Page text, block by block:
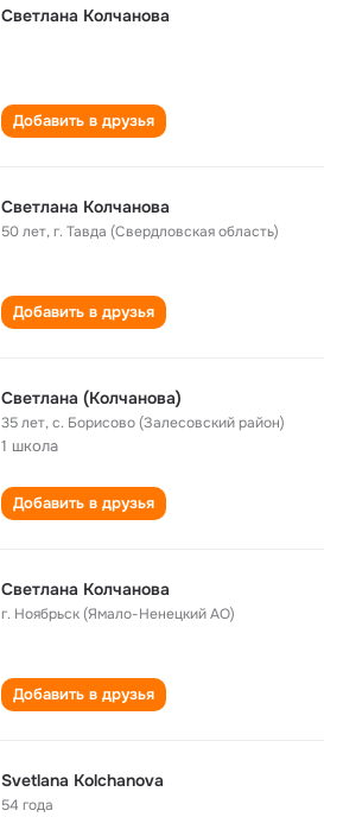
Светлана Колчанова
Добавить в друзья
Cветлана Колчанова
50 лет,г. Тавда (Свердловская область)
Добавить в друзья
Светлана (Колчанова)
35 лет,с. Борисово (Залесовский район)
1 школа
Добавить в друзья
Светлана Колчанова
г. Ноябрьск (Ямало-Ненецкий АО)
Добавить в друзья
Svetlana Kolchanova
54 года